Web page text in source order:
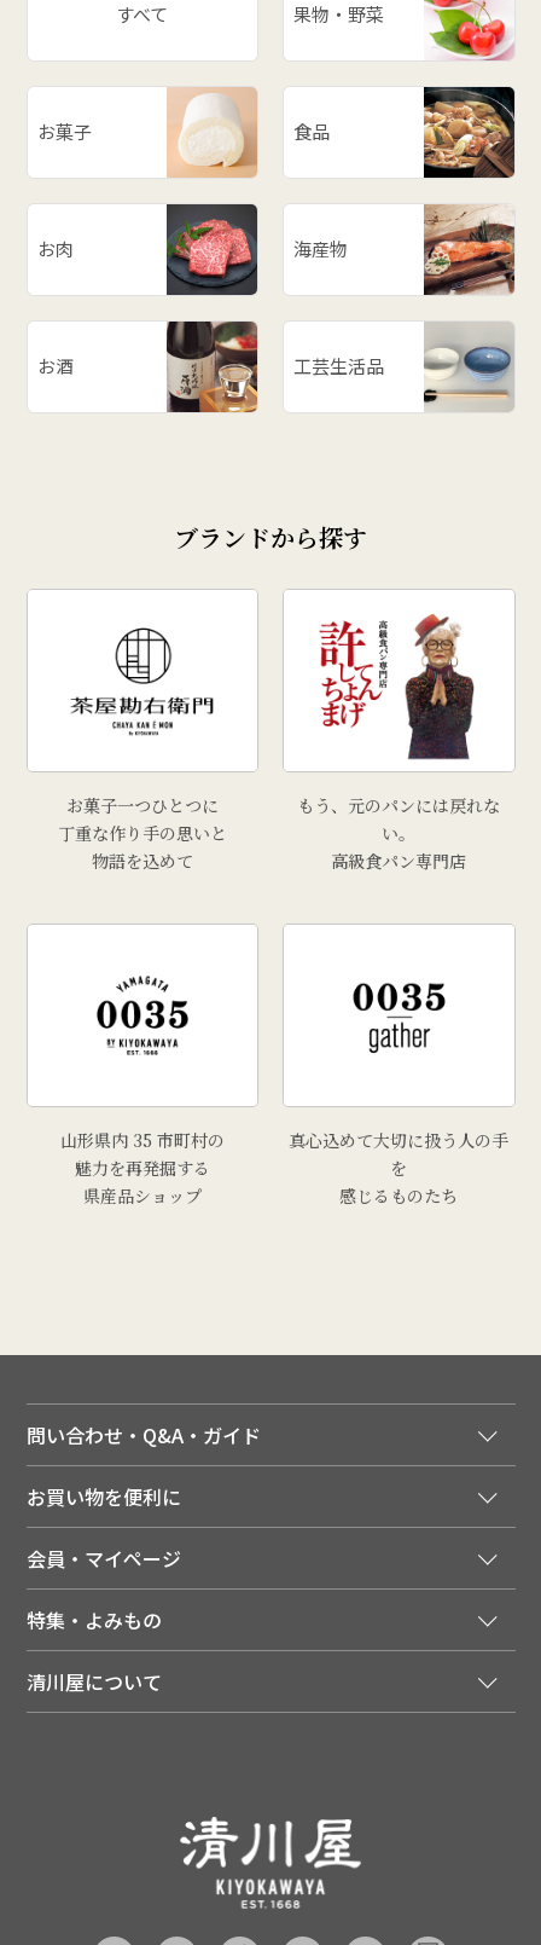
すべて 果物・野菜
お菓子 食品
お肉 海産物
お酒 工芸生活品
ブランドから探す
お菓子一つひとつに
丁重な作り手の思いと
物語を込めて
もう、元のパンには戻れな
い。
高級食パン専門店
山形県内 35 市町村の
魅力を再発掘する
県産品ショップ
真心込めて大切に扱う人の手
を
感じるものたち
問い合わせ・Q&A・ガイド
ご利用ガイド
領収書について
送料について
配達日について
返品について
よくあるご質問（FAQ）
あんしんの品質保証について（産直品）
品質保証について（通常品）
お買い物を便利に
季節のカタログを無料でお届け
店舗・ECポイント共通アプリ
LINEお友だち登録
会員・マイページ
会員特典について
注文履歴
特集・よみもの
メディア掲載商品
清川屋のレビューを見る
清川屋について